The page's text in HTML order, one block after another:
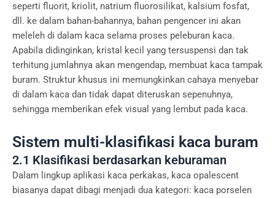
seperti fluorit, kriolit, natrium fluorosilikat, kalsium fosfat,
dll. ke dalam bahan-bahannya, bahan pengencer ini akan
meleleh di dalam kaca selama proses peleburan kaca.
Apabila didinginkan, kristal kecil yang tersuspensi dan tak
terhitung jumlahnya akan mengendap, membuat kaca tampak
buram. Struktur khusus ini memungkinkan cahaya menyebar
di dalam kaca dan tidak dapat diteruskan sepenuhnya,
sehingga memberikan efek visual yang lembut pada kaca.
Sistem multi-klasifikasi kaca buram
2.1 Klasifikasi berdasarkan keburaman
Dalam lingkup aplikasi kaca perkakas, kaca opalescent
biasanya dapat dibagi menjadi dua kategori: kaca porselen